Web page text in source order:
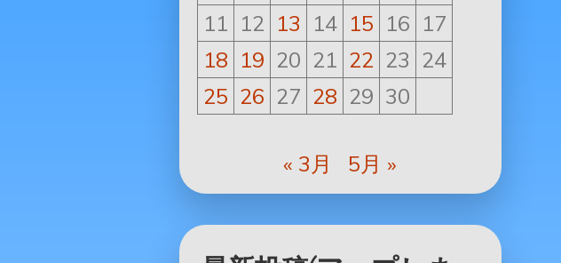
11 12 13 14 15 16 17
18 19 20 21 22 23 24
25 26 27 28 29 30
« 3月 5月 »